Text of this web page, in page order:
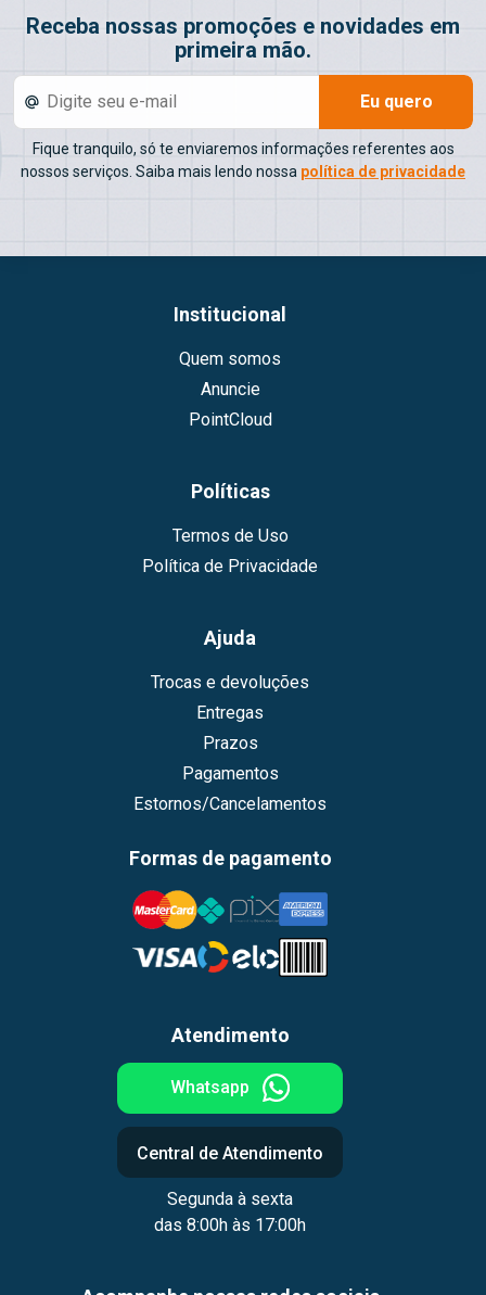
Receba nossas promoções e novidades em
primeira mão.
Eu quero
Fique tranquilo, só te enviaremos informações referentes aos
nossos serviços. Saiba mais lendo nossa política de privacidade
Institucional
Quem somos
Anuncie
PointCloud
Políticas
Termos de Uso
Política de Privacidade
Ajuda
Trocas e devoluções
Entregas
Prazos
Pagamentos
Estornos/Cancelamentos
Formas de pagamento
Atendimento
Whatsapp
Central de Atendimento
Segunda à sexta
das 8:00h às 17:00h